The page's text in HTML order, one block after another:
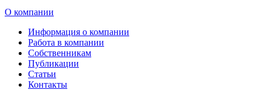
О компании
Информация о компании
Работа в компании
Собственникам
Публикации
Статьи
Контакты